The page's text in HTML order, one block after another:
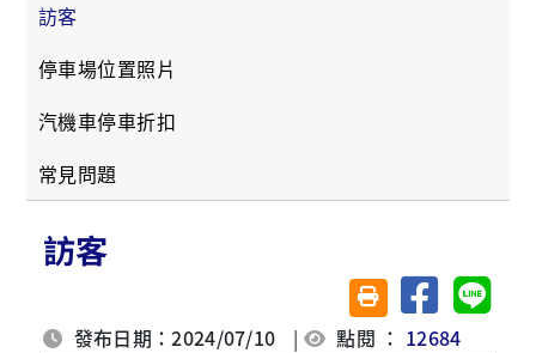
訪客
停車場位置照片
汽機車停車折扣
常見問題
訪客
友善列印(另開視窗)
分享至臉書分享
發布日期：2024/07/10 | 點閱 ： 12684